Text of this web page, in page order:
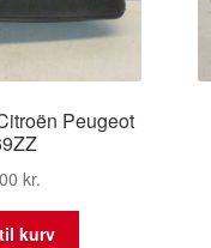
Peugeot
kr.
kurv